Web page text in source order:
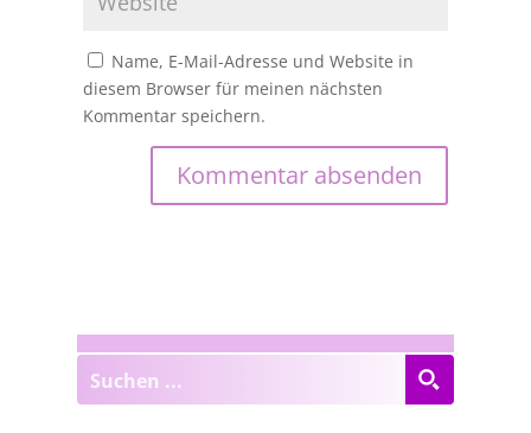
Name, E-Mail-Adresse und Website in
diesem Browser für meinen nächsten
Kommentar speichern.